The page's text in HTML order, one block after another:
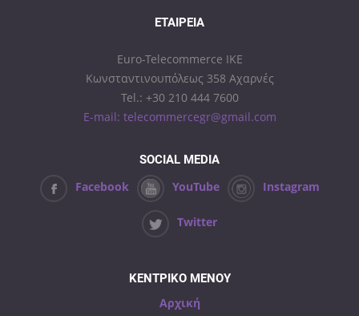
ΕΤΑΙΡΕΊΑ
Euro-Telecommerce IKE
Κωνσταντινουπόλεως 358 Αχαρνές
Tel.: +30 210 444 7600
E-mail: telecommercegr@gmail.com
SOCIAL MEDIA
Facebook YouTube Instagram
Twitter
ΚΕΝΤΡΙΚΟ ΜΕΝΟΥ
Αρχική